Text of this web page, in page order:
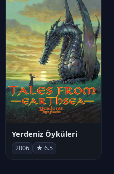
Yerdeniz Öyküleri
2006 ★ 6.5